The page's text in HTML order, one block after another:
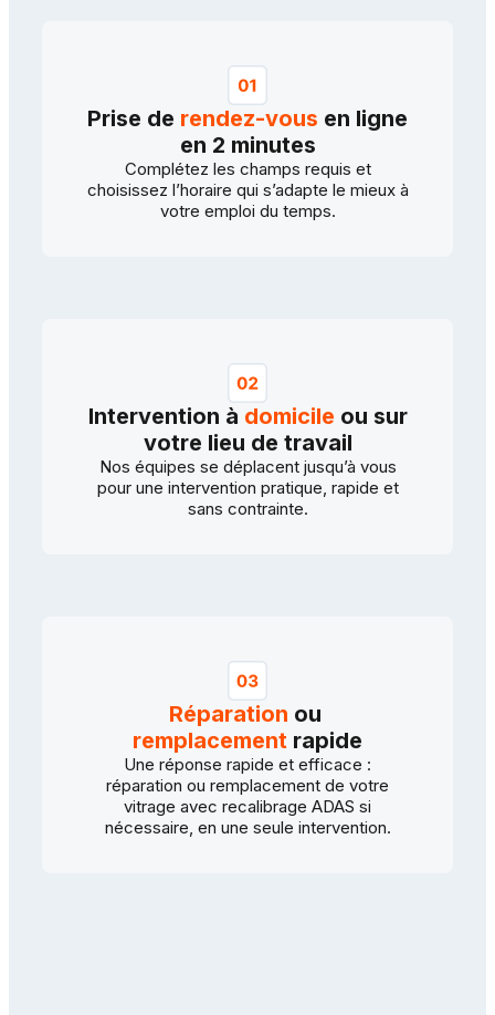
Prise de rendez-vous en ligne
en 2 minutes
Complétez les champs requis et
choisissez l’horaire qui s’adapte le mieux à
votre emploi du temps.
Intervention à domicile ou sur
votre lieu de travail
Nos équipes se déplacent jusqu’à vous
pour une intervention pratique, rapide et
sans contrainte.
Réparation ou
remplacement rapide
Une réponse rapide et efficace :
réparation ou remplacement de votre
vitrage avec recalibrage ADAS si
nécessaire, en une seule intervention.